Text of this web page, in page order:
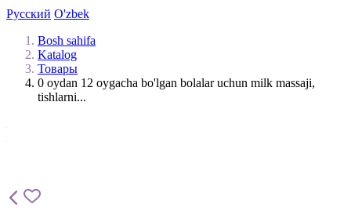
Русский O'zbek
Bosh sahifa
Katalog
Товары
0 oydan 12 oygacha bo'lgan bolalar uchun milk massaji,
tishlarni...